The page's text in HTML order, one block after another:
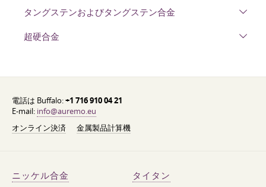
タングステンおよびタングステン合金
超硬合金
電話は Buffalo:+1 716 910 04 21
E-mail: info@auremo.eu
オンライン決済
金属製品計算機
ニッケル合金 タイタン